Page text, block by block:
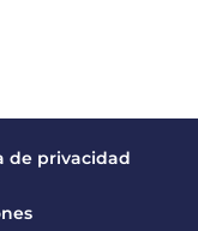
de privacidad